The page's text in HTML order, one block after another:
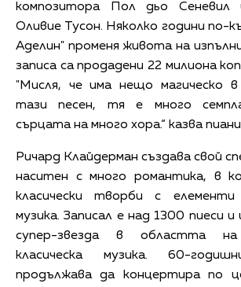
композитора Пол дьо Сеневил
Оливие Тусон. Няколко години по-
Аделин" променя живота на
записа са продадени 22 милиона
"Мисля, че има нещо магическо
тази песен, тя е много
сърцата на много хора.“ казва
Ричард Клайдерман създава свой
наситен с много романтика, в
класически творби с елементи
музика. Записал е над 1300 пиеси
супер-звезда в областта на
класическа музика. 60-
продължава да концертира по